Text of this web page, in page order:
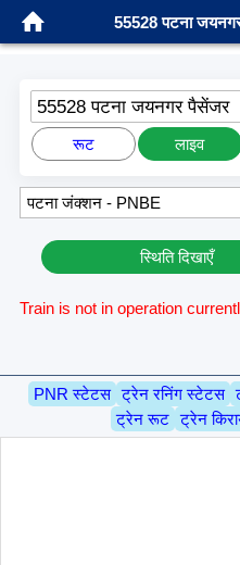
55528 पटना
55528 पटना जयनगर पैसेंजर
रूट लाइव
स्थिति दिखाएँ
Train is not in operation
PNR स्टेटस ट्रेन रनिंग स्टेटस
ट्रेन रूट ट्रेन